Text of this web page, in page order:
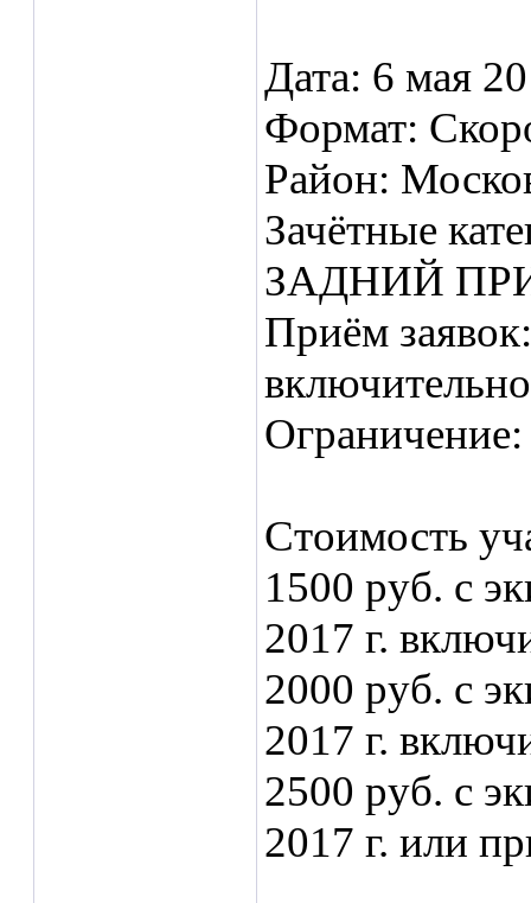
Дата: 6 мая
Формат:
Район:
Зачётные
ЗАДНИЙ
Приём
Стоимость
1500 руб. с
2017 г.
2000 руб. с
2017 г.
2500 руб. с
2017 г. или